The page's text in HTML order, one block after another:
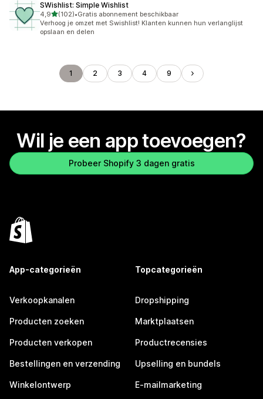
SWishlist: Simple Wishlist
4,9van 5 sterren
(102)
102 recensies in totaal
•Gratis abonnement beschikbaar
Verhoog je omzet met Swishlist! Klanten kunnen hun verlanglijst
opslaan en delen
1 2 3 4 9
Wil je een app toevoegen?
Probeer Shopify 3 dagen gratis
App-categorieën
Verkoopkanalen
Producten zoeken
Producten verkopen
Bestellingen en verzending
Winkelontwerp
Topcategorieën
Dropshipping
Marktplaatsen
Productrecensies
Upselling en bundels
E-mailmarketing